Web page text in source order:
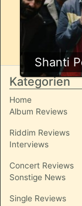
Shanti
Kategorien
Home
Album Reviews
Riddim Reviews
Interviews
Concert Reviews
Sonstige News
Single Reviews